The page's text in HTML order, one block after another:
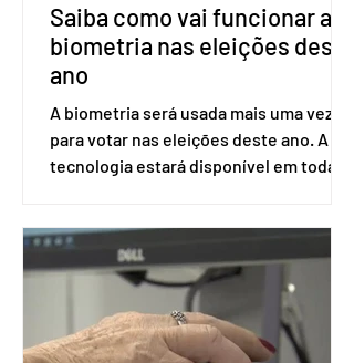
Saiba como vai funcionar a
biometria nas eleições deste
ano
A biometria será usada mais uma vez
para votar nas eleições deste ano. A
tecnologia estará disponível em todas
Apesar da requisição, a biometria não é
obrigatória para exercer o direito ao
voto. Se o título estiver regular, o
eleitor pode votar mesmo sem ter
realizado esse cadastro. Neste caso,